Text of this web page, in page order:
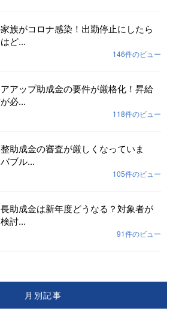
族がコロナ感染！出勤停止にしたら
ど...
146件のビュー
アップ助成金の要件が厳格化！昇給
必...
118件のビュー
助成金の審査が厳しくなっていま
ブル...
105件のビュー
助成金は新年度どうなる？対象者が
討...
91件のビュー
月別記事